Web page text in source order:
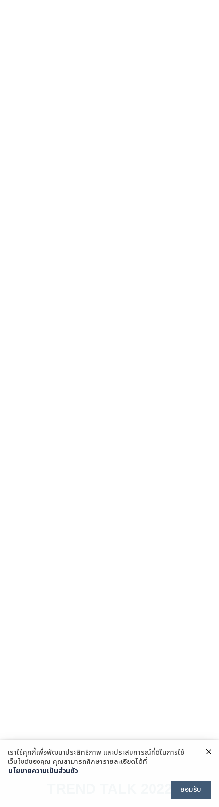
เราใช้คุกกี้เพื่อพัฒนาประสิทธิภาพ และประสบการณ์ที่ดีในการใช้
เว็บไซต์ของคุณ คุณสามารถศึกษารายละเอียดได้ที่
นโยบายความเป็นส่วนตัว
ยอมรับ